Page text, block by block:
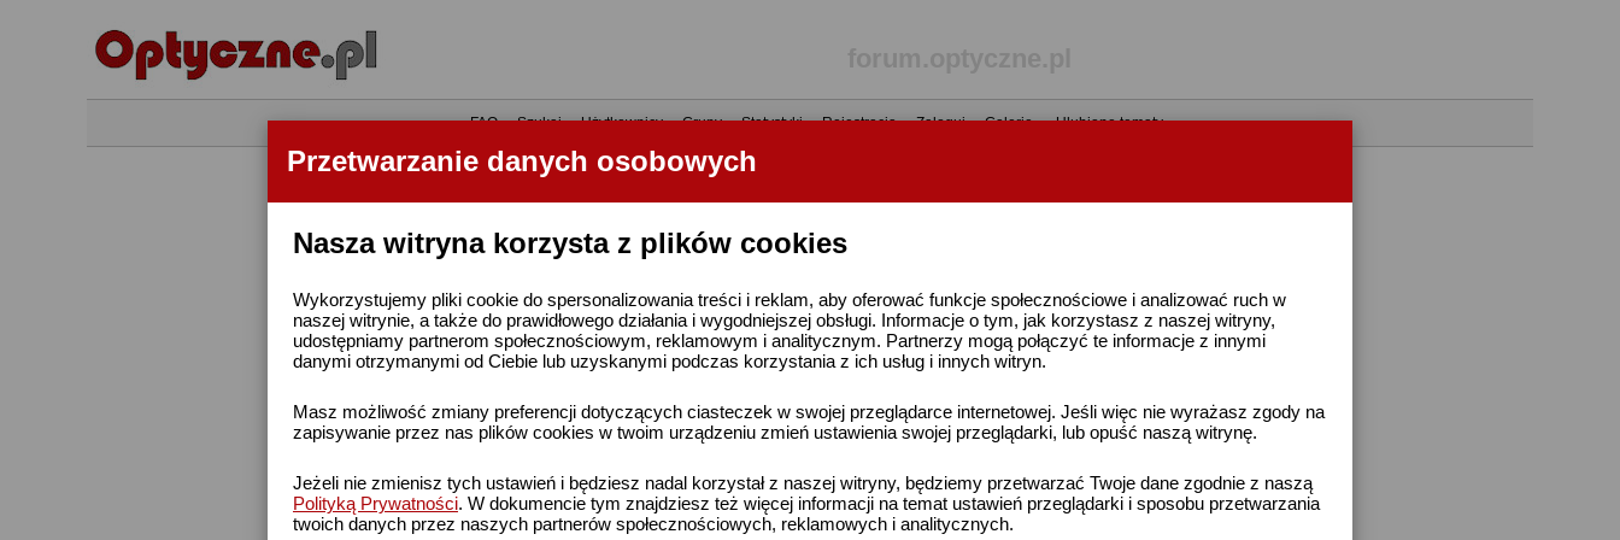
Przetwarzanie danych osobowych
Nasza witryna korzysta z plików cookies
Wykorzystujemy pliki cookie do spersonalizowania treści i reklam, aby oferować funkcje społecznościowe i analizować ruch w
naszej witrynie, a także do prawidłowego działania i wygodniejszej obsługi. Informacje o tym, jak korzystasz z naszej witryny,
udostępniamy partnerom społecznościowym, reklamowym i analitycznym. Partnerzy mogą połączyć te informacje z innymi
danymi otrzymanymi od Ciebie lub uzyskanymi podczas korzystania z ich usług i innych witryn.
Masz możliwość zmiany preferencji dotyczących ciasteczek w swojej przeglądarce internetowej. Jeśli więc nie wyrażasz zgody na
zapisywanie przez nas plików cookies w twoim urządzeniu zmień ustawienia swojej przeglądarki, lub opuść naszą witrynę.
Jeżeli nie zmienisz tych ustawień i będziesz nadal korzystał z naszej witryny, będziemy przetwarzać Twoje dane zgodnie z naszą
Polityką Prywatności. W dokumencie tym znajdziesz też więcej informacji na temat ustawień przeglądarki i sposobu przetwarzania
twoich danych przez naszych partnerów społecznościowych, reklamowych i analitycznych.
•FAQ•Szukaj•Użytkownicy•Grupy•Statystyki•Rejestracja•Zaloguj•Galerie• Ulubione tematy